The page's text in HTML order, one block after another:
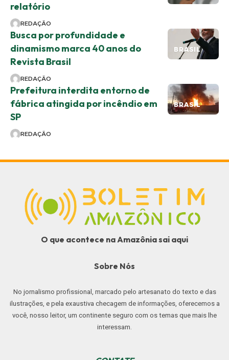
relatório
REDAÇÃO
BRASIL
Busca por profundidade e
dinamismo marca 40 anos do
Revista Brasil
REDAÇÃO
BRASIL
Prefeitura interdita entorno de
fábrica atingida por incêndio em
SP
REDAÇÃO
O que acontece na Amazônia sai aqui
Sobre Nós
No jornalismo profissional, marcado pelo artesanato do texto e das
ilustrações, e pela exaustiva checagem de informações, oferecemos a
você, nosso leitor, um continente seguro com os temas que mais lhe
interessam.